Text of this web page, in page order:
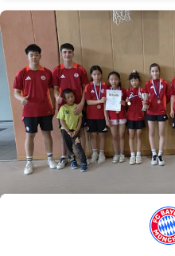
Bayersiche